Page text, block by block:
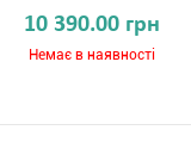
10 390.00 грн
Немає в наявності